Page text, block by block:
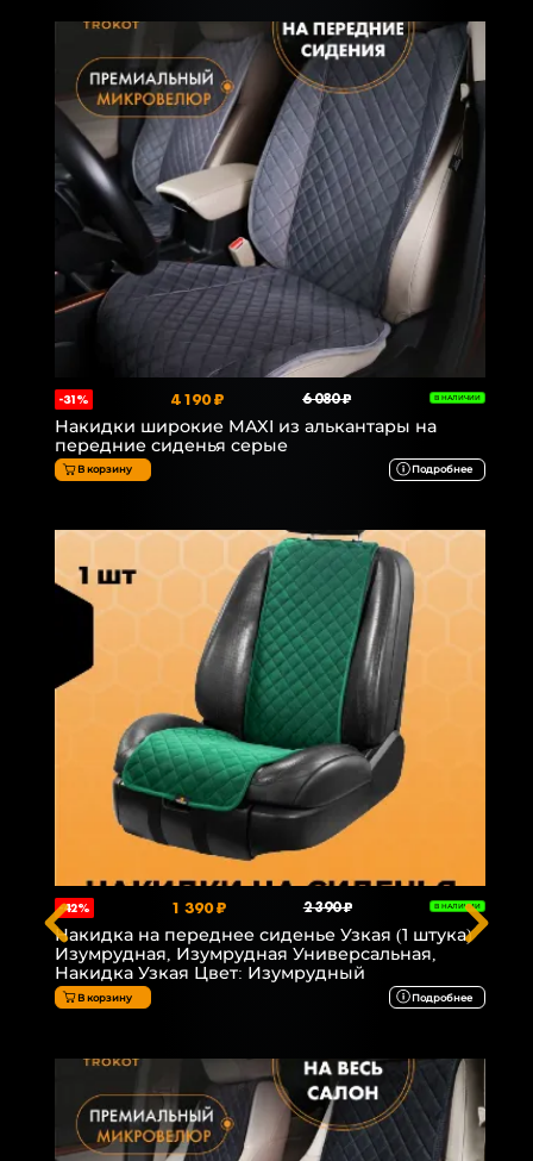
-31% 4 190 ₽ 6 080 ₽ В НАЛИЧИИ
Накидки широкие MAXI из алькантары на
передние сиденья серые
В корзину Подробнее
-42% 1 390 ₽ 2 390 ₽ В НАЛИЧИИ
Накидка на переднее сиденье Узкая (1 штука)
Изумрудная, Изумрудная Универсальная,
Накидка Узкая Цвет: Изумрудный
В корзину Подробнее